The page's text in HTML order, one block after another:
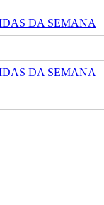
DA SEMANA
DA SEMANA